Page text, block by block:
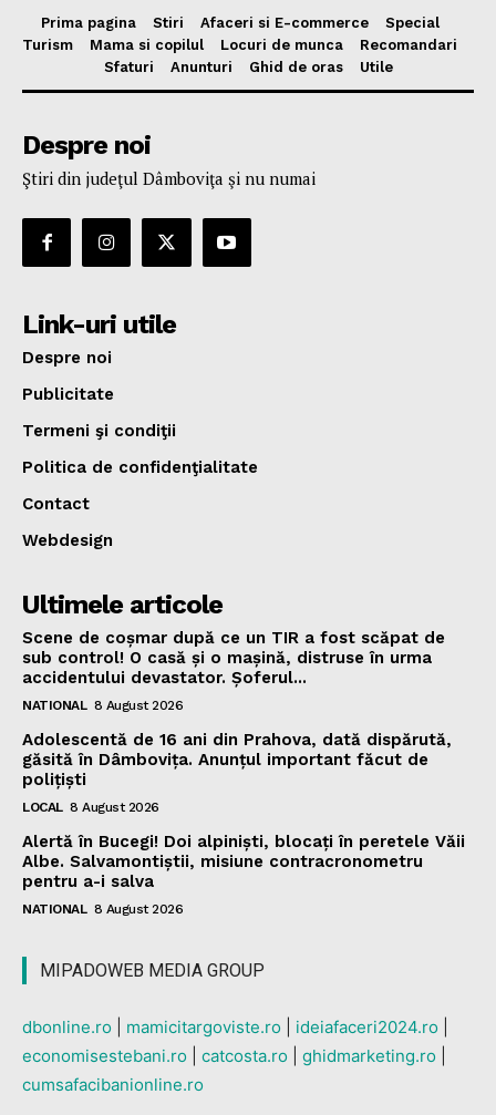
Prima pagina Stiri Afaceri si E-commerce
Special
Turism
Mama si copilul Locuri de munca
Recomandari
Sfaturi
Anunturi Ghid de oras Utile
Despre noi
Ştiri din judeţul Dâmboviţa şi nu numai
Link-uri utile
Despre noi
Publicitate
Termeni şi condiţii
Politica de confidenţialitate
Contact
Webdesign
Ultimele articole
Scene de coșmar după ce un TIR a fost scăpat de
sub control! O casă și o mașină, distruse în urma
accidentului devastator. Șoferul...
NATIONAL 8 August 2026
Adolescentă de 16 ani din Prahova, dată dispărută,
găsită în Dâmbovița. Anunțul important făcut de
polițiști
LOCAL 8 August 2026
Alertă în Bucegi! Doi alpiniști, blocați în peretele Văii
Albe. Salvamontiștii, misiune contracronometru
pentru a-i salva
NATIONAL 8 August 2026
MIPADOWEB MEDIA GROUP
dbonline.ro mamicitargoviste.ro ideiafaceri2024.ro
economisestebani.ro
catcosta.ro ghidmarketing.ro
cumsafacibanionline.ro